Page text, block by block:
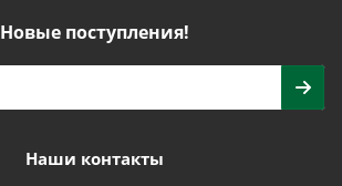
Новые поступления!
Наши контакты